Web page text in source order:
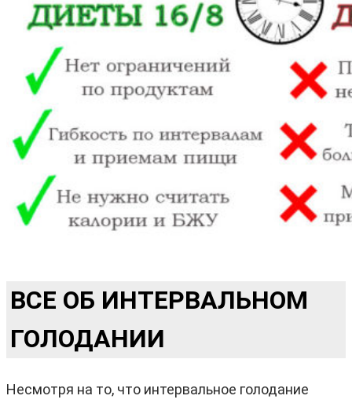
ВСЕ ОБ ИНТЕРВАЛЬНОМ
ГОЛОДАНИИ
Несмотря на то, что интервальное голодание